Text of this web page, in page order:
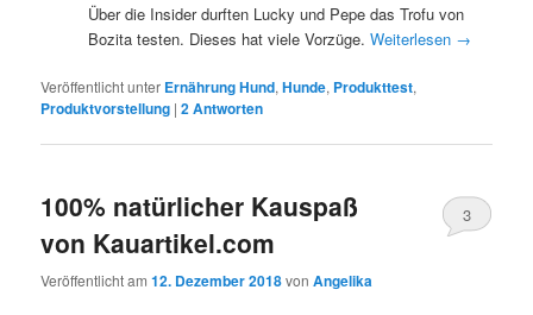
Über die Insider durften Lucky und Pepe das Trofu von
Bozita testen. Dieses hat viele Vorzüge. Weiterlesen →
Veröffentlicht unter Ernährung Hund,Hunde, Produkttest,
Produktvorstellung |2Antworten
100% natürlicher Kauspaß
von Kauartikel.com
Veröffentlicht am12. Dezember 2018vonAngelika
3